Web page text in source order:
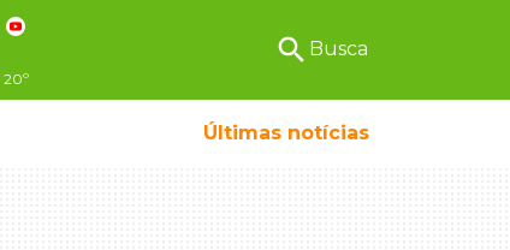
20º
search Busca
Últimas notícias